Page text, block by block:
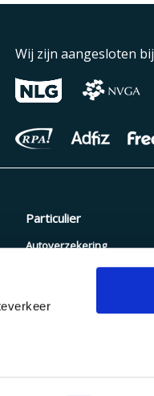
Wij zijn aangesloten bij
Particulier
Autoverzekering
Pakketverzekering
Zorgverzekering